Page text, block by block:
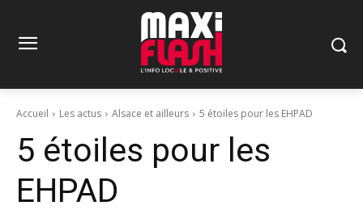
Accueil Les actus Alsace et ailleurs 5 étoiles pour les EHPAD
5 étoiles pour les
EHPAD